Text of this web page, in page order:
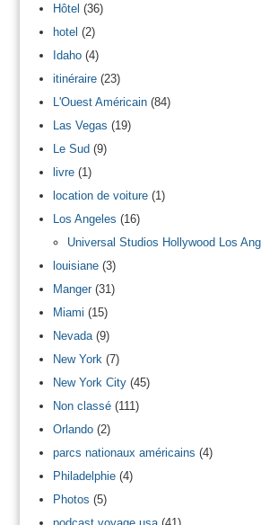
Hôtel (36)
hotel (2)
Idaho(4)
itinéraire(23)
L'Ouest Américain(84)
Las Vegas (19)
Le Sud(9)
livre(1)
location de voiture(1)
Los Angeles (16)
Universal Studios Hollywood Los
louisiane(3)
Manger(31)
Miami (15)
Nevada(9)
New York (7)
New York City(45)
Non classé(111)
Orlando(2)
parcs nationaux américains (4)
Philadelphie(4)
Photos (5)